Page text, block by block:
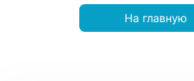
На главную